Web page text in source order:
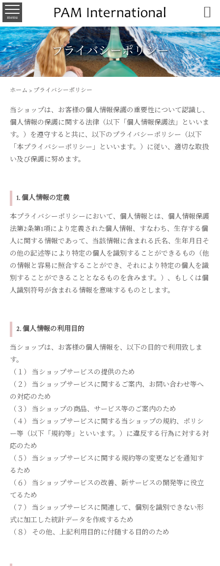
menu 
プライバシーポリシー
ホーム > プライバシーポリシー
当ショップは、お客様の個人情報保護の重要性について認識し、
個人情報の保護に関する法律（以下「個人情報保護法」といいま
す。）を遵守すると共に、以下のプライバシーポリシー（以下
「本プライバシーポリシー」といいます。）に従い、適切な取扱
い及び保護に努めます。
1. 個人情報の定義
本プライバシーポリシーにおいて、個人情報とは、個人情報保護
法第2条第1項により定義された個人情報、すなわち、生存する個
人に関する情報であって、当該情報に含まれる氏名、生年月日そ
の他の記述等により特定の個人を識別することができるもの（他
の情報と容易に照合することができ、それにより特定の個人を識
別することができることとなるものを含みます。）、もしくは個
人識別符号が含まれる情報を意味するものとします。
2. 個人情報の利用目的
当ショップは、お客様の個人情報を、以下の目的で利用致しま
す。
（１） 当ショップサービスの提供のため
（２） 当ショップサービスに関するご案内、お問い合わせ等へ
の対応のため
（３） 当ショップの商品、サービス等のご案内のため
（４） 当ショップサービスに関する当ショップの規約、ポリシ
ー等（以下「規約等」といいます。）に違反する行為に対する対
応のため
（５） 当ショップサービスに関する規約等の変更などを通知す
るため
（６） 当ショップサービスの改善、新サービスの開発等に役立
てるため
（７） 当ショップサービスに関連して、個別を識別できない形
式に加工した統計データを作成するため
（８） その他、上記利用目的に付随する目的のため